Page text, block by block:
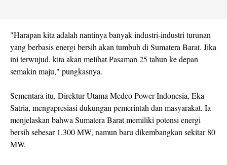
"Harapan kita adalah nantinya banyak industri-industri turunan
yang berbasis energi bersih akan tumbuh di Sumatera Barat. Jika
ini terwujud, kita akan melihat Pasaman 25 tahun ke depan
semakin maju," pungkasnya.
Sementara itu, Direktur Utama Medco Power Indonesia, Eka
Satria, mengapresiasi dukungan pemerintah dan masyarakat. Ia
menjelaskan bahwa Sumatera Barat memiliki potensi energi
bersih sebesar 1.300 MW, namun baru dikembangkan sekitar 80
MW.